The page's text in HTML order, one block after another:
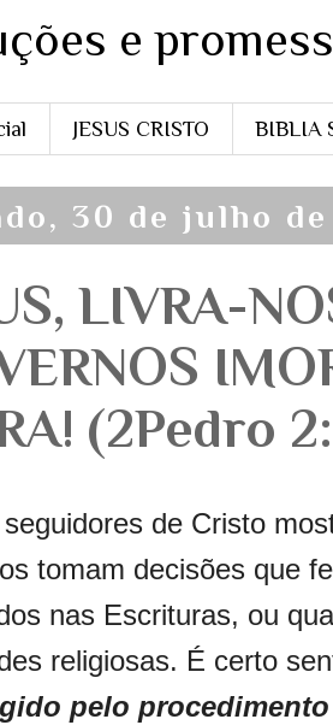
e
JESUS CRISTO BIBLIA
30 de julho
LIVRA-
(2Pedro
de Cristo
tomam decisões que
nas Escrituras, ou
religiosas. É certo
pelo